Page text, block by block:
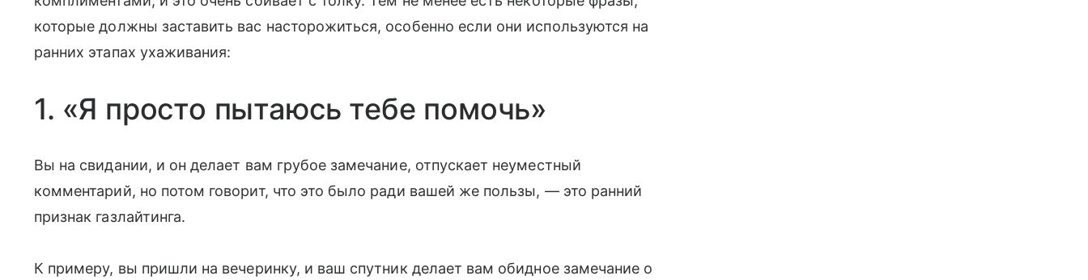
которые должны заставить вас насторожиться, особенно если они используются на
ранних этапах ухаживания:
1. «Я просто пытаюсь тебе помочь»
Вы на свидании, и он делает вам грубое замечание, отпускает неуместный
комментарий, но потом говорит, что это было ради вашей же пользы, — это ранний
признак газлайтинга.
К примеру, вы пришли на вечеринку, и ваш спутник делает вам обидное замечание о